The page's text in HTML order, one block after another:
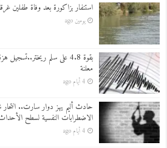
استنفار بزاكورة بعد وفاة طفلين
يومين ago
بقوة 4.8 على سلم
معلنة
4 أيام ago
حادث أليم يهز دوار سارت..
الاضطرابات النفسية لسطح
4 أيام ago